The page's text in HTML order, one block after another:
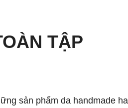
TẬP
sản phẩm da handmade